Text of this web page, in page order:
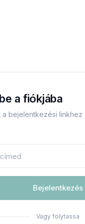
a fiókjába
a bejelentkezési linkhez
Bejelentkezés
Vagy folytassa